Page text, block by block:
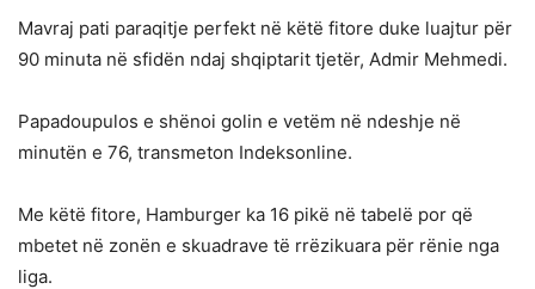
Mavraj pati paraqitje perfekt në këtë fitore duke luajtur për
90 minuta në sfidën ndaj shqiptarit tjetër, Admir Mehmedi.
Papadoupulos e shënoi golin e vetëm në ndeshje në
minutën e 76, transmeton Indeksonline.
Me këtë fitore, Hamburger ka 16 pikë në tabelë por që
mbetet në zonën e skuadrave të rrëzikuara për rënie nga
liga.